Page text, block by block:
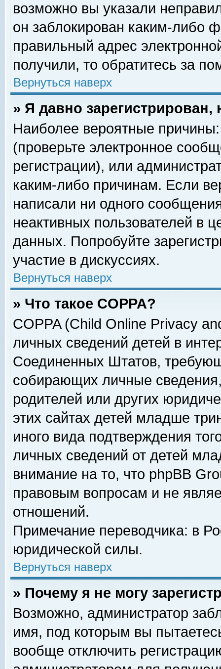
возможно вы указали
он заблокирован каким-либо
правильный адрес
получили, то обратитесь за
Вернуться наверх
» Я давно
Наиболее вероятные
(проверьте электронное
регистрации), или
каким-либо причинам. Если
написали ни одного
неактивных пользователей в
данных. Попробуйте
участие в дискуссиях.
Вернуться наверх
» Что такое COPPA?
COPPA (Child Online Privacy
личных сведений детей в
Соединенных Штатов,
собирающих личные
родителей или других
этих сайтах детей младше
иного вида подтверждения
личных сведений от детей
внимание на то, что phpBB
правовым вопросам и не
отношений.
Примечание переводчика: в
юридической силы.
Вернуться наверх
» Почему я не могу
Возможно, администратор
имя, под которым вы
вообще отключить